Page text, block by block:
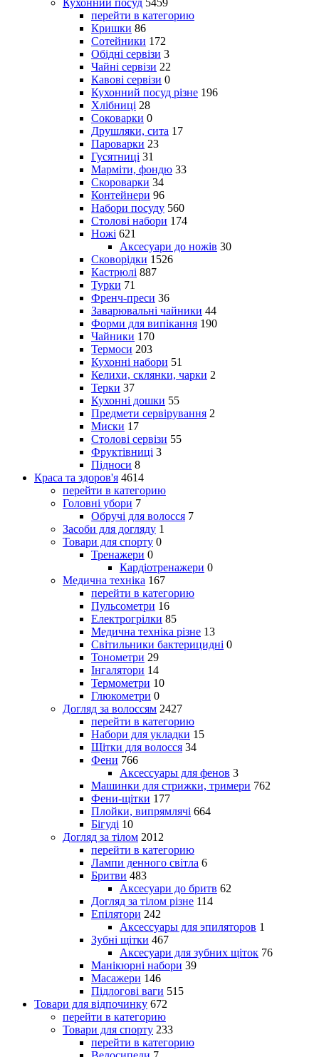
Кухонний посуд 5459
перейти в категорию
Кришки 86
Сотейники 172
Обідні сервізи 3
Чайні сервізи 22
Кавові сервізи 0
Кухонний посуд різне 196
Хлібниці 28
Соковарки 0
Друшляки, сита 17
Пароварки 23
Гусятниці 31
Марміти, фондю 33
Скороварки 34
Контейнери 96
Набори посуду 560
Столові набори 174
Ножі 621
Аксесуари до ножів 30
Сковорідки 1526
Кастрюлі 887
Турки 71
Френч-преси 36
Заварювальні чайники 44
Форми для випікання 190
Чайники 170
Термоси 203
Кухонні набори 51
Келихи, склянки, чарки 2
Терки 37
Кухонні дошки 55
Предмети сервірування 2
Миски 17
Столові сервізи 55
Фруктівниці 3
Підноси 8
Краса та здоров'я 4614
перейти в категорию
Головні убори 7
Обручі для волосся 7
Засоби для догляду 1
Товари для спорту 0
Тренажери 0
Кардіотренажери 0
Медична техніка 167
перейти в категорию
Пульсометри 16
Електрогрілки 85
Медична техніка різне 13
Світильники бактерицидні 0
Тонометри 29
Інгалятори 14
Термометри 10
Глюкометри 0
Догляд за волоссям 2427
перейти в категорию
Набори для укладки 15
Щітки для волосся 34
Фени 766
Аксессуары для фенов 3
Машинки для стрижки, тримери 762
Фени-щітки 177
Плойки, випрямлячі 664
Бігуді 10
Догляд за тілом 2012
перейти в категорию
Лампи денного світла 6
Бритви 483
Аксесуари до бритв 62
Догляд за тілом різне 114
Епілятори 242
Аксессуары для эпиляторов 1
Зубні щітки 467
Аксесуари для зубних щіток 76
Манікюрні набори 39
Масажери 146
Підлогові ваги 515
Товари для відпочинку 672
перейти в категорию
Товари для спорту 233
перейти в категорию